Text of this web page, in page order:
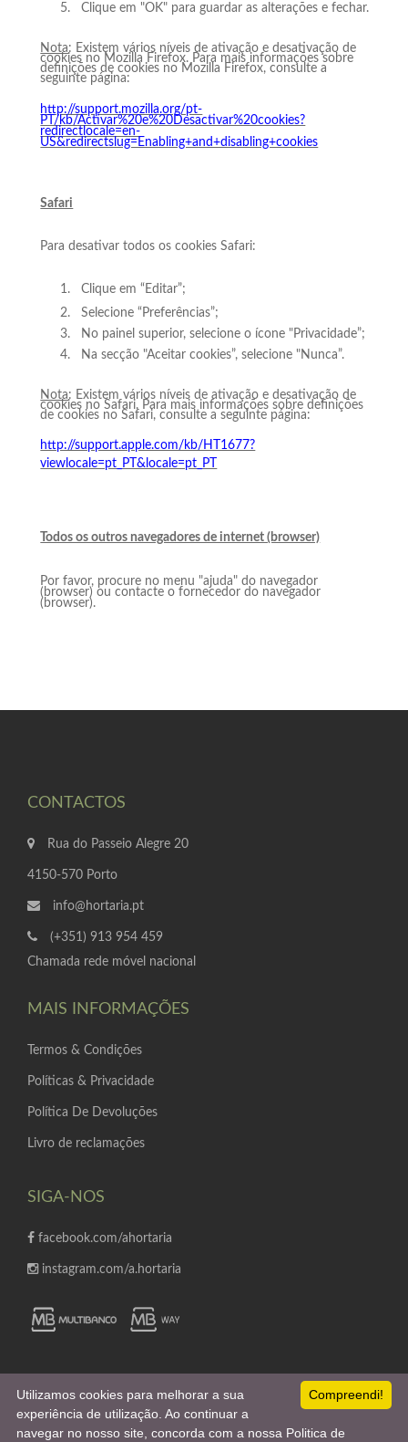
5.
Clique em "OK" para guardar as alterações e fechar.
Nota: Existem vários níveis de ativação e desativação de
cookies no Mozilla Firefox. Para mais informações sobre
definições de cookies no Mozilla Firefox, consulte a
seguinte página:
http://support.mozilla.org/pt-
PT/kb/Activar%20e%20Desactivar%20cookies?
redirectlocale=en-
US&redirectslug=Enabling+and+disabling+cookies
Safari
Para desativar todos os cookies Safari:
1.
Clique em “Editar”;
2.
Selecione “Preferências”;
3.
No painel superior, selecione o ícone "Privacidade”;
4.
Na secção "Aceitar cookies”, selecione "Nunca”.
Nota: Existem vários níveis de ativação e desativação de
cookies no Safari. Para mais informações sobre definições
de cookies no Safari, consulte a seguinte página:
http://support.apple.com/kb/HT1677?
viewlocale=pt_PT&locale=pt_PT
Todos os outros navegadores de internet (browser)
Por favor, procure no menu "ajuda" do navegador
(browser) ou contacte o fornecedor do navegador
(browser).
CONTACTOS
Rua do Passeio Alegre 20
4150-570 Porto
info@hortaria.pt
(+351) 913 954 459
Chamada rede móvel nacional
MAIS INFORMAÇÕES
Termos & Condições
Políticas & Privacidade
Política De Devoluções
Livro de reclamações
SIGA-NOS
facebook.com/ahortaria
instagram.com/a.hortaria
Empowered with byWebincode.com
Compreendi!
Utilizamos cookies para melhorar a sua
experiência de utilização. Ao continuar a
navegar no nosso site, concorda com a nossa Politica de